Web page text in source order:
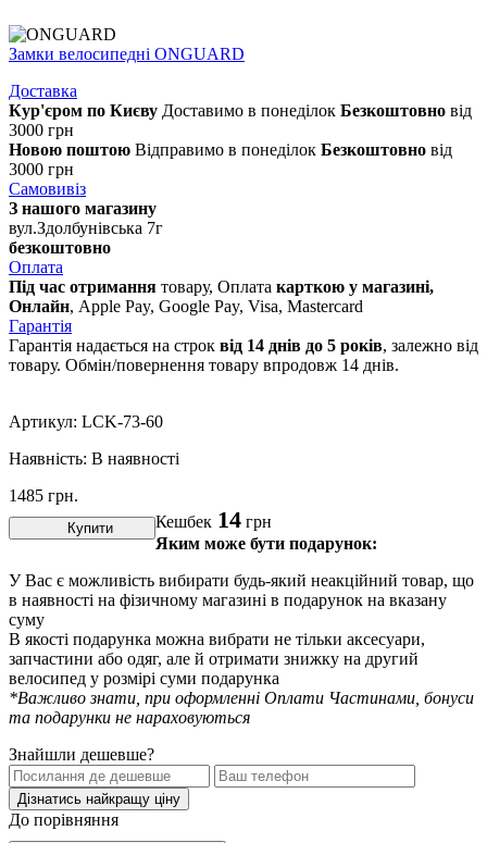
Замки велосипедні ONGUARD
Доставка
Кур'єром по Києву Доставимо в понеділок Безкоштовно від
3000 грн
Новою поштою Відправимо в понеділок Безкоштовно від
3000 грн
Самовивіз
З нашого магазину
вул.Здолбунівська 7г
безкоштовно
Оплата
Під час отримання товару, Оплата карткою у магазині,
Онлайн, Apple Pay, Google Pay, Visa, Mastercard
Гарантія
Гарантія надається на строк від 14 днів до 5 років, залежно від
товару. Обмін/повернення товару впродовж 14 днів.
Артикул: LCK-73-60
Наявність: В наявності
1485 грн.
Купити Кешбек 14 грн
Яким може бути подарунок:
У Вас є можливість вибирати будь-який неакційний товар, що
в наявності на фізичному магазині в подарунок на вказану
суму
В якості подарунка можна вибрати не тільки аксесуари,
запчастини або одяг, але й отримати знижку на другий
велосипед у розмірі суми подарунка
*Важливо знати, при оформленні Оплати Частинами, бонуси
та подарунки не нараховуються
Знайшли дешевше?
Дізнатись найкращу ціну
До порівняння